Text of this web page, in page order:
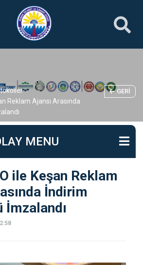
Reklam Ajansı Arasında
GERI
MENU
ile Keşan Reklam
İndirim